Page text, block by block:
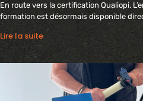
En route vers la certification Qualiopi.
formation est désormais disponible
Lire la suite